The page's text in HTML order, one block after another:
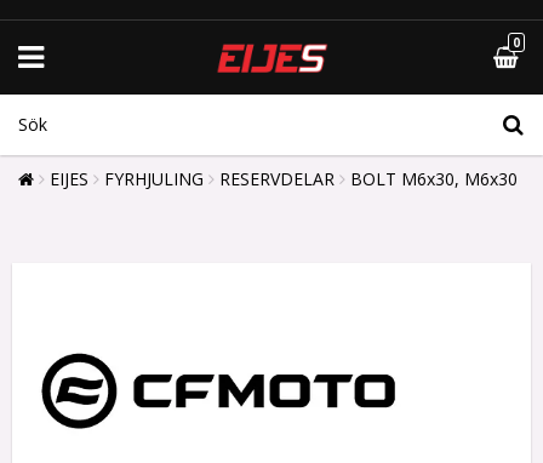
0
EIJES FYRHJULING RESERVDELAR BOLT M6x30, M6x30